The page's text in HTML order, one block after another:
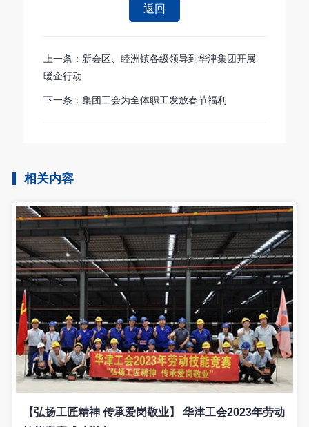
返回
上一条：新会区、睦洲镇各级领导到华津集团开展
暖企行动
下一条：集团工会为全体职工发放春节福利
相关内容
【弘扬工匠精神 传承爱岗敬业】 华津工会2023年劳动